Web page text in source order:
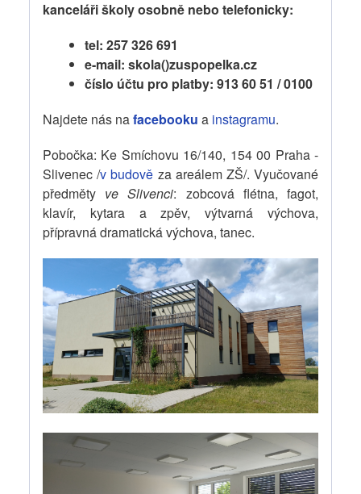
kanceláři školy osobně nebo telefonicky:
tel: 257 326 691
e-mail: skola()zuspopelka.cz
číslo účtu pro platby: 913 60 51 / 0100
Najdete nás nafacebooku a instagramu.
Pobočka: Ke Smíchovu 16/140, 154 00 Praha -
Slivenec /v budově za areálem ZŠ/. Vyučované
předměty ve Slivenci: zobcová flétna, fagot,
klavír, kytara a zpěv, výtvarná výchova,
přípravná dramatická výchova, tanec.